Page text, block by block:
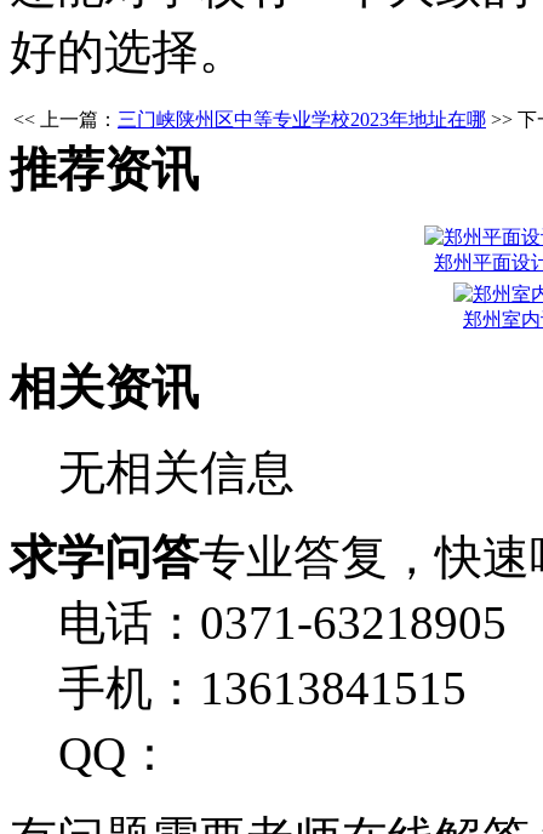
好的选择。
<< 上一篇： 三门峡陕州区中等专业学校2023年地址在哪 >> 下
推荐资讯
郑州平面设
郑州室
相关资讯
无相关信息
求学问答专业答复，快速
电话：0371-63218905
手机：13613841515
QQ：